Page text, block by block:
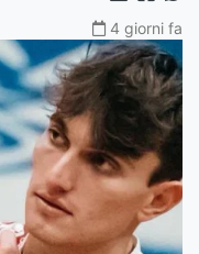
4 giorni fa